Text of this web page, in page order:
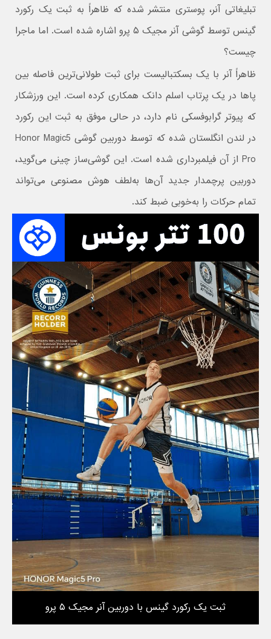
تبلیغاتی آنر، پوستری منتشر شده که ظاهراً به ثبت یک رکورد
گینس توسط گوشی آنر مجیک ۵ پرو اشاره شده است. اما ماجرا
چیست؟
ظاهراً آنر با یک بسکتبالیست برای ثبت طولانی‌ترین فاصله بین
پاها در یک پرتاب اسلم دانک همکاری کرده است. این ورزشکار
که پیوتر گرابوفسکی نام دارد، در حالی موفق به ثبت این رکورد
در لندن انگلستان شده که توسط دوربین گوشی Honor Magic5
Pro از آن فیلمبرداری شده است. این گوشی‌ساز چینی می‌گوید،
دوربین پرچمدار جدید آن‌ها به‌لطف هوش مصنوعی می‌تواند
تمام حرکات را به‌خوبی ضبط کند.
ثبت یک رکورد گینس با دوربین آنر مجیک ۵ پرو